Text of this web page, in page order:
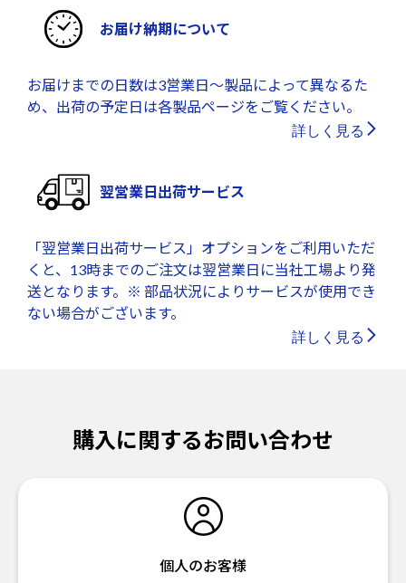
お届け納期について
お届けまでの日数は3営業日～製品によって異なるた
め、出荷の予定日は各製品ページをご覧ください。
詳しく見る
翌営業日出荷サービス
「翌営業日出荷サービス」オプションをご利用いただ
くと、13時までのご注文は翌営業日に当社工場より発
送となります。※ 部品状況によりサービスが使用でき
ない場合がございます。
詳しく見る
購入に関するお問い合わせ
個人のお客様